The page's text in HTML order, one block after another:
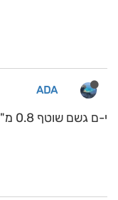
ADA
י-ם גשם שוטף 0.8 מ"מ לשעה (ירושמיים)